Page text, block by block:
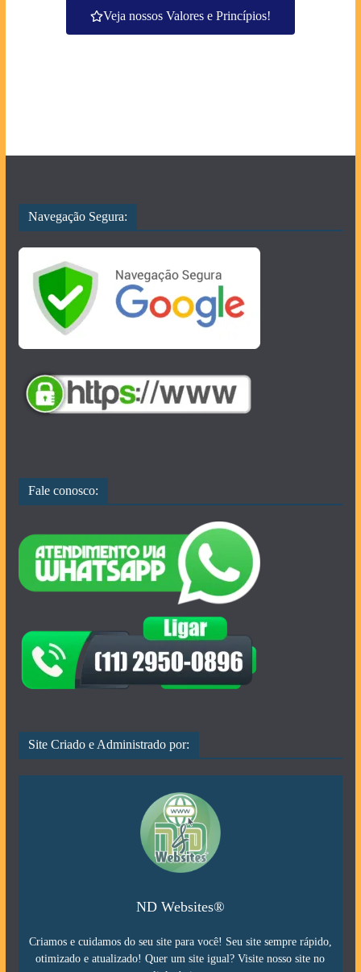
Veja nossos Valores e Princípios!
Navegação Segura:
Fale conosco:
Site Criado e Administrado por:
ND Websites®
Criamos e cuidamos do seu site para você! Seu site sempre rápido,
otimizado e atualizado! Quer um site igual? Visite nosso site no